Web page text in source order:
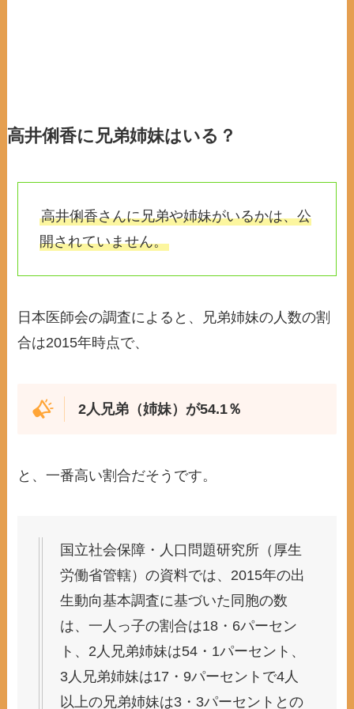
高井俐香に兄弟姉妹はいる？
高井俐香さんに兄弟や姉妹がいるかは、公
開されていません。
日本医師会の調査によると、兄弟姉妹の人数の割
合は2015年時点で、
2人兄弟（姉妹）が54.1％
と、一番高い割合だそうです。
国立社会保障・人口問題研究所（厚生
労働省管轄）の資料では、2015年の出
生動向基本調査に基づいた同胞の数
は、一人っ子の割合は18・6パーセン
ト、2人兄弟姉妹は54・1パーセント、
3人兄弟姉妹は17・9パーセントで4人
以上の兄弟姉妹は3・3パーセントとの